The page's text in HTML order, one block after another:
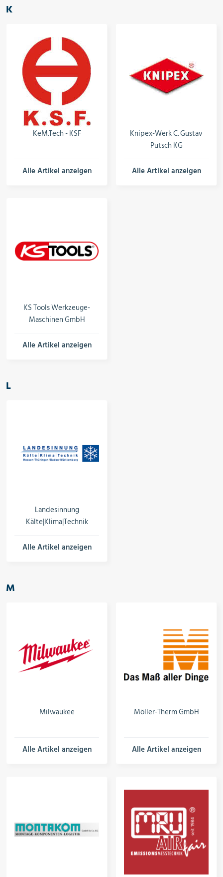
K
KeM.Tech - KSF
Alle Artikel anzeigen
Knipex-Werk C. Gustav
Putsch KG
Alle Artikel anzeigen
KS Tools Werkzeuge-
Maschinen GmbH
Alle Artikel anzeigen
L
Landesinnung
Kälte|Klima|Technik
Alle Artikel anzeigen
M
Milwaukee
Alle Artikel anzeigen
Möller-Therm GmbH
Alle Artikel anzeigen